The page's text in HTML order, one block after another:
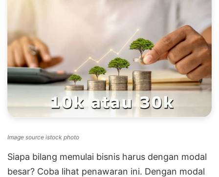
Image source istock photo
Siapa bilang memulai bisnis harus dengan modal
besar? Coba lihat penawaran ini. Dengan modal